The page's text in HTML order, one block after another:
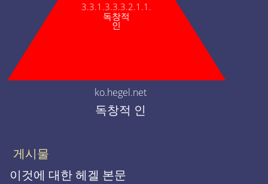
3.3.1.3.3.3.2.1.1.
독창적
인
ko.hegel.net
독창적 인
게시물
이것에 대한 헤겔 본문